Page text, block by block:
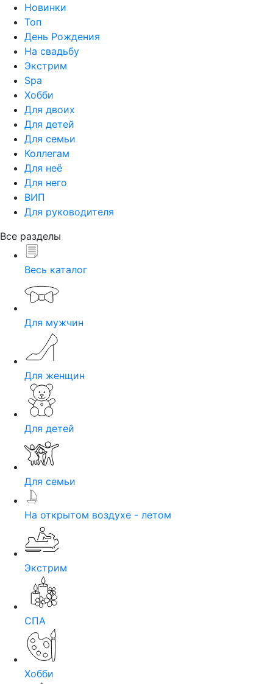
Новинки
Топ
День Рождения
На свадьбу
Экстрим
Spa
Хобби
Для двоих
Для детей
Для семьи
Коллегам
Для неё
Для него
ВИП
Для руководителя
Все разделы
Весь каталог
Для мужчин
Для женщин
Для детей
Для семьи
На открытом воздухе - летом
Экстрим
СПА
Хобби